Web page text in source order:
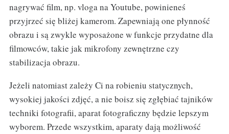
nagrywać film, np. vloga na Youtube, powinieneś
przyjrzeć się bliżej kamerom. Zapewniają one płynność
obrazu i są zwykle wyposażone w funkcje przydatne dla
filmowców, takie jak mikrofony zewnętrzne czy
stabilizacja obrazu.
Jeżeli natomiast zależy Ci na robieniu statycznych,
wysokiej jakości zdjęć, a nie boisz się zgłębiać tajników
techniki fotografii, aparat fotograficzny będzie lepszym
wyborem. Przede wszystkim, aparaty dają możliwość